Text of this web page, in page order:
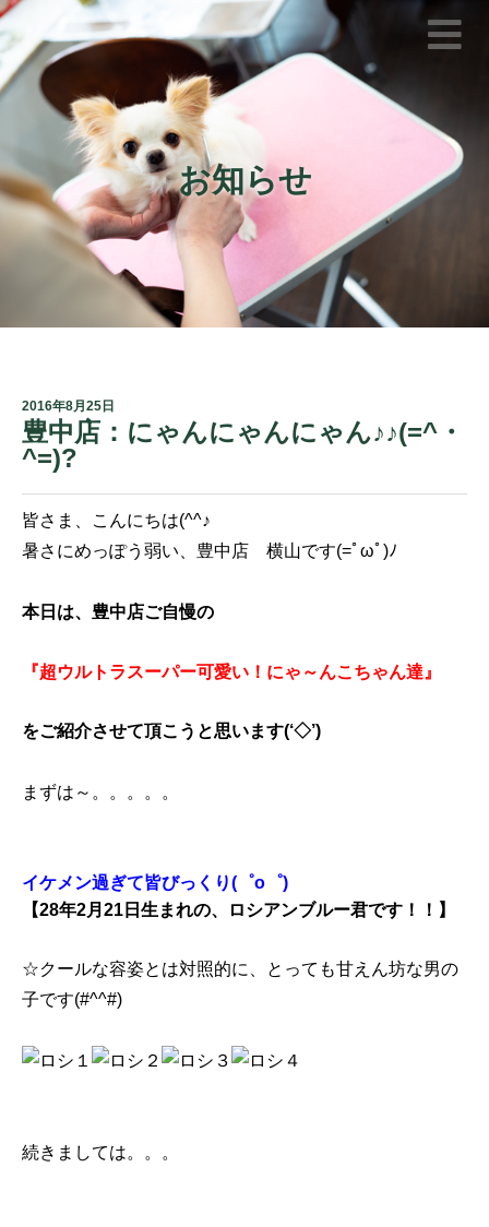
お知らせ
2016年8月25日
豊中店：にゃんにゃんにゃん♪♪(=^・
^=)?
皆さま、こんにちは(^^♪
暑さにめっぽう弱い、豊中店 横山です(=ﾟωﾟ)ﾉ
本日は、豊中店ご自慢の
『超ウルトラスーパー可愛い！にゃ～んこちゃん達』
をご紹介させて頂こうと思います(‘◇’)ゞ
まずは～。。。。。
イケメン過ぎて皆びっくり(゜o゜)
【28年2月21日生まれの、ロシアンブルー君です！！】
☆クールな容姿とは対照的に、とっても甘えん坊な男の
子です(#^^#)
続きましては。。。